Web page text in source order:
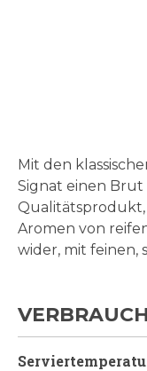
springen
Mit den
Signat einen
Qualitätsprodukt,
Aromen von
wider, mit feinen,